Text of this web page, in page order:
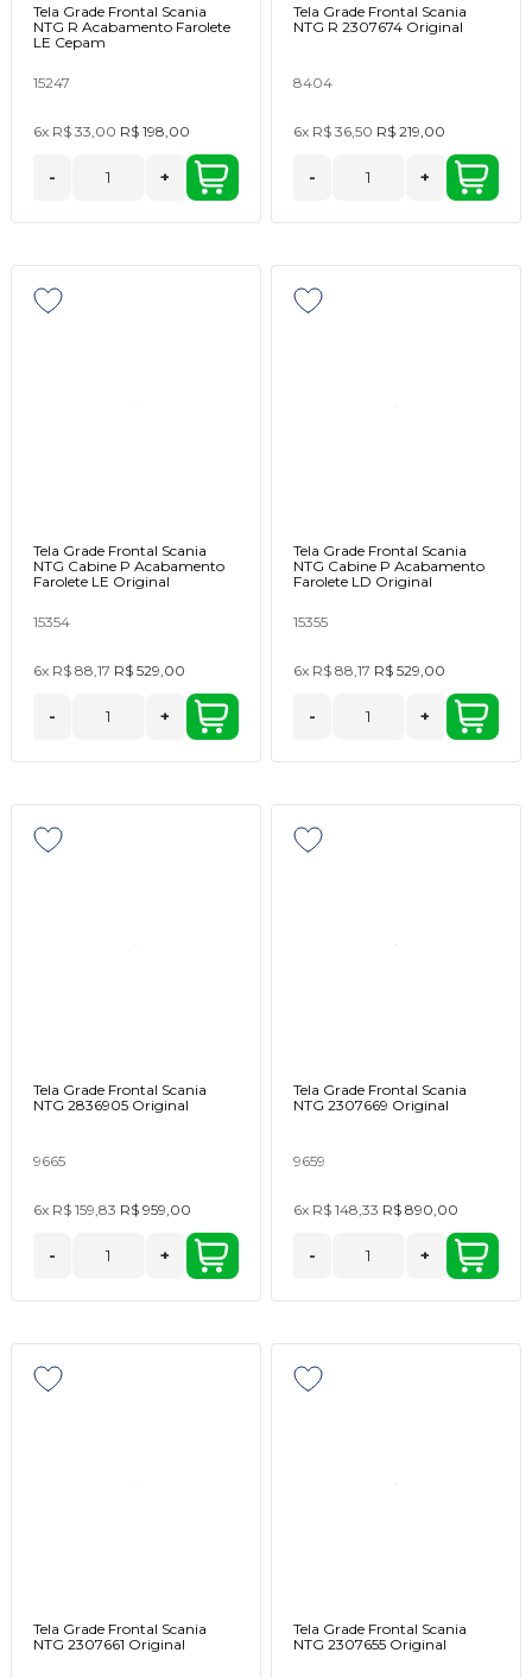
Tela Grade Frontal Scania
NTG R Acabamento Farolete
LE Cepam
15247
6x R$ 33,00 R$ 198,00
- +
Tela Grade Frontal Scania
NTG R 2307674 Original
8404
6x R$ 36,50 R$ 219,00
- +
Tela Grade Frontal Scania
NTG Cabine P Acabamento
Farolete LE Original
15354
6x R$ 88,17 R$ 529,00
- +
Tela Grade Frontal Scania
NTG Cabine P Acabamento
Farolete LD Original
15355
6x R$ 88,17 R$ 529,00
- +
Tela Grade Frontal Scania
NTG 2836905 Original
9665
6x R$ 159,83 R$ 959,00
- +
Tela Grade Frontal Scania
NTG 2307669 Original
9659
6x R$ 148,33 R$ 890,00
- +
Tela Grade Frontal Scania
NTG 2307661 Original
Tela Grade Frontal Scania
NTG 2307655 Original